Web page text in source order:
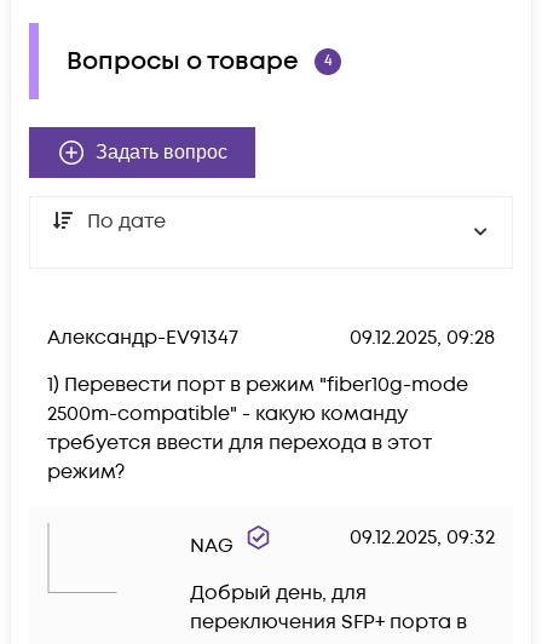
Вопросы о товаре 4
Задать вопрос
По дате
Александр-EV91347
09.12.2025, 09:28
1) Перевести порт в режим "fiber10g-mode
2500m-compatible" - какую команду
требуется ввести для перехода в этот
режим?
NAG 09.12.2025, 09:32
Добрый день, для
переключения SFP+ порта в